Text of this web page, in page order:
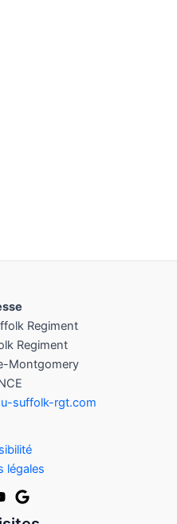
Regiment
Regiment
Montgomery
suffolk-rgt.com
légales